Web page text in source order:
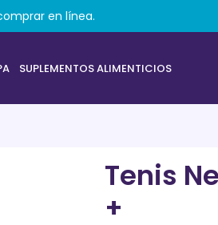
SUPLEMENTOS ALIMENTICIOS
Tenis
+
en línea.